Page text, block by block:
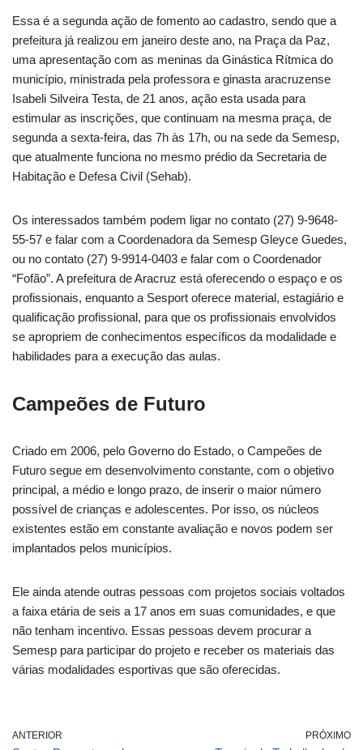
Essa é a segunda ação de fomento ao cadastro, sendo que a
prefeitura já realizou em janeiro deste ano, na Praça da Paz,
uma apresentação com as meninas da Ginástica Rítmica do
município, ministrada pela professora e ginasta aracruzense
Isabeli Silveira Testa, de 21 anos, ação esta usada para
estimular as inscrições, que continuam na mesma praça, de
segunda a sexta-feira, das 7h às 17h, ou na sede da Semesp,
que atualmente funciona no mesmo prédio da Secretaria de
Habitação e Defesa Civil (Sehab).
Os interessados também podem ligar no contato (27) 9-9648-
55-57 e falar com a Coordenadora da Semesp Gleyce Guedes,
ou no contato (27) 9-9914-0403 e falar com o Coordenador
“Fofão”. A prefeitura de Aracruz está oferecendo o espaço e os
profissionais, enquanto a Sesport oferece material, estagiário e
qualificação profissional, para que os profissionais envolvidos
se apropriem de conhecimentos específicos da modalidade e
habilidades para a execução das aulas.
Campeões de Futuro
Criado em 2006, pelo Governo do Estado, o Campeões de
Futuro segue em desenvolvimento constante, com o objetivo
principal, a médio e longo prazo, de inserir o maior número
possível de crianças e adolescentes. Por isso, os núcleos
existentes estão em constante avaliação e novos podem ser
implantados pelos municípios.
Ele ainda atende outras pessoas com projetos sociais voltados
a faixa etária de seis a 17 anos em suas comunidades, e que
não tenham incentivo. Essas pessoas devem procurar a
Semesp para participar do projeto e receber os materiais das
várias modalidades esportivas que são oferecidas.
ANTERIOR PRÓXIMO